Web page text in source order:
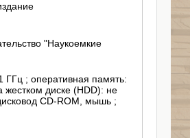
"Наукоемкие
ГГц ; оперативная память:
диске (HDD): не
CD-ROM, мышь ;